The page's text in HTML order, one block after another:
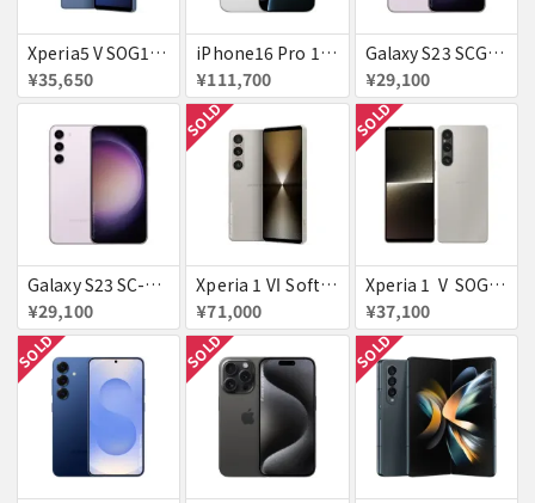
Xperia5 V SOG12 ブルー au 送料無料
¥35,650
iPhone16 Pro 128GB ホワイトチタニウム docomo 送料無料
¥111,700
Galaxy S23 SCG19 ラベンダー au 送料無料
¥29,100
Galaxy S23 SC-51D SAMSUNG docomo 送料無料
¥29,100
SOLD
Xperia 1 Ⅵ SoftBank プラチナシルバー 送料無料
¥71,000
SOLD
Xperia 1 Ⅴ SOG10 プラチナシルバー au 送料無料
¥37,100
SOLD SOLD SOLD